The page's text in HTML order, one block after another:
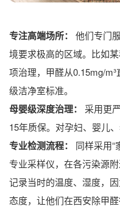
专注高端场所：
他们专门
境要求极高的区域。比如
项治理，甲醛从0.15mg/
级洁净室标准。
母婴级深度治理：
采用更
15年质保。对孕妇、婴儿
专业检测流程：
同样采用“
专业采样仪，在各污染源
记录当时的温度、湿度，
态度，让他们在西安除甲醛